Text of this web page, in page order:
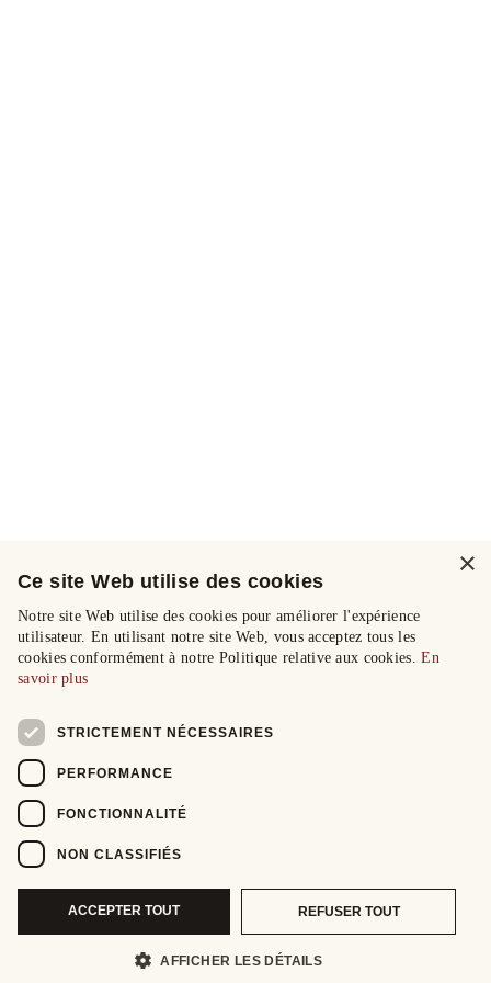
×
Ce site Web utilise des cookies
Notre site Web utilise des cookies pour améliorer l'expérience
utilisateur. En utilisant notre site Web, vous acceptez tous les
cookies conformément à notre Politique relative aux cookies.En
savoir plus
STRICTEMENT NÉCESSAIRES
PERFORMANCE
FONCTIONNALITÉ
NON CLASSIFIÉS
ACCEPTER TOUT REFUSER TOUT
AFFICHER LES DÉTAILS